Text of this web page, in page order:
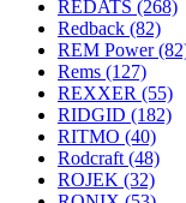
REDATS (268)
Redback (82)
REM Power
Rems (127)
REXXER (55)
RIDGID (182)
RITMO (40)
Rodcraft (48)
ROJEK (32)